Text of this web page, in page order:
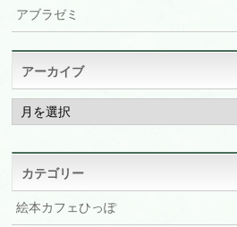
アブラゼミ
アーカイブ
ア
ー
カ
カテゴリー
絵本カフェひっぽ